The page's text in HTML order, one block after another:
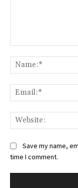
Save my name,
time I comment.